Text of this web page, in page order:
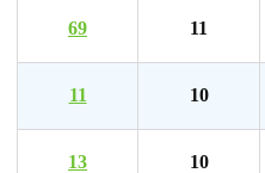
69 11
11 10
13 10